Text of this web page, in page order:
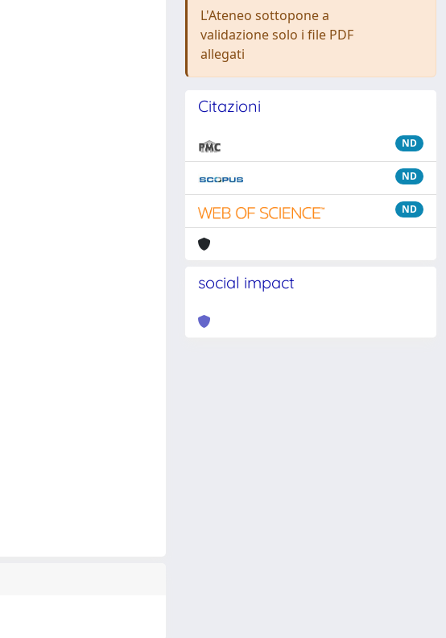
L'Ateneo sottopone a
validazione solo i file PDF
allegati
Citazioni
ND
ND
ND
social impact